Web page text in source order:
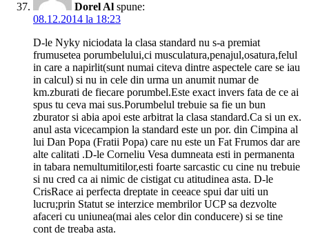
Dorel Al spune:
08.12.2014 la 18:23
D-le Nyky niciodata la clasa standard nu s-a premiat
frumusetea porumbelului,ci musculatura,penajul,osatura,felul
in care a napirlit(sunt numai citeva dintre aspectele care se iau
in calcul) si nu in cele din urma un anumit numar de
km.zburati de fiecare porumbel.Este exact invers fata de ce ai
spus tu ceva mai sus.Porumbelul trebuie sa fie un bun
zburator si abia apoi este arbitrat la clasa standard.Ca si un ex.
anul asta vicecampion la standard este un por. din Cimpina al
lui Dan Popa (Fratii Popa) care nu este un Fat Frumos dar are
alte calitati .D-le Corneliu Vesa dumneata esti in permanenta
in tabara nemultumitilor,esti foarte sarcastic cu cine nu trebuie
si nu cred ca ai nimic de cistigat cu atitudinea asta. D-le
CrisRace ai perfecta dreptate in ceeace spui dar uiti un
lucru;prin Statut se interzice membrilor UCP sa dezvolte
afaceri cu uniunea(mai ales celor din conducere) si se tine
cont de treaba asta.